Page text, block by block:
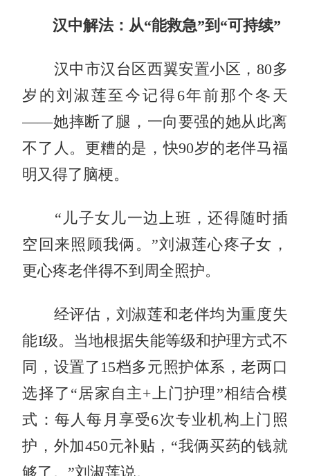
汉中解法：从“能救急”到“可持续”
汉中市汉台区西翼安置小区，80多
岁的刘淑莲至今记得6年前那个冬天
——她摔断了腿，一向要强的她从此离
不了人。更糟的是，快90岁的老伴马福
明又得了脑梗。
“儿子女儿一边上班，还得随时插
空回来照顾我俩。”刘淑莲心疼子女，
更心疼老伴得不到周全照护。
经评估，刘淑莲和老伴均为重度失
能I级。当地根据失能等级和护理方式不
同，设置了15档多元照护体系，老两口
选择了“居家自主+上门护理”相结合模
式：每人每月享受6次专业机构上门照
护，外加450元补贴，“我俩买药的钱就
够了。”刘淑莲说。